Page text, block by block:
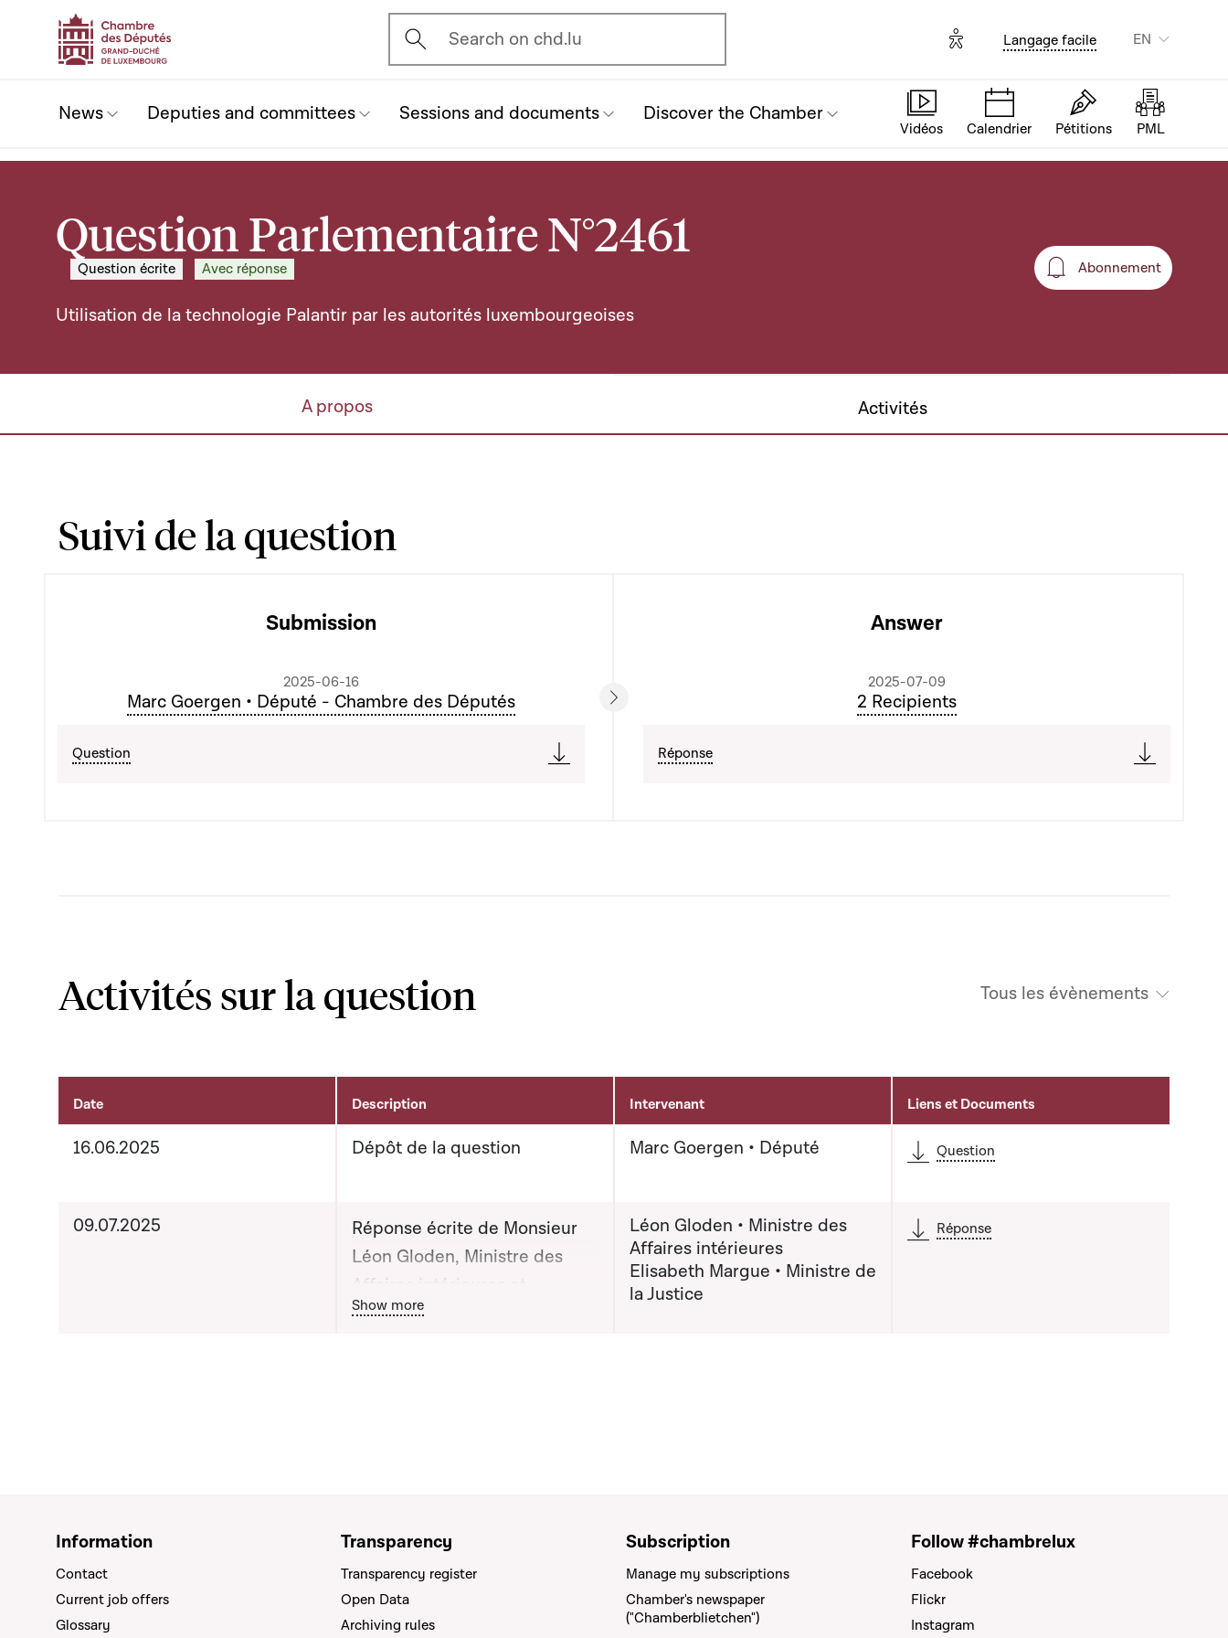
Ouvrir l'écran de recherche
Search on chd.lu Options d'accessibilité
Langage facile EN
News Deputies and committees Sessions and documents Discover the Chamber
Vidéos Calendrier Pétitions PML
Question Parlementaire N°2461
Question écrite Avec réponse
Utilisation de la technologie Palantir par les autorités luxembourgeoises
Abonnement
Abonnement
A propos Activités
Suivi de la question
Submission
2025-06-16
Marc Goergen • Député - Chambre des Députés
Question
Answer
2025-07-09
2 Recipients
Réponse
Activités sur la question Tous les évènements
Activités sur le dossier
Date Description Intervenant Liens et Documents
16.06.2025 Dépôt de la question Marc Goergen • Député Question
09.07.2025
Réponse écrite de Monsieur
Léon Gloden, Ministre des
Affaires intérieures et
Madame Elisabeth Margue,
Bouton graphique servant à afficher ou cacher tous les éléments de la liste qui précède
Show more
Léon Gloden • Ministre des
Affaires intérieures
Elisabeth Margue • Ministre de
la Justice
Réponse
Information
Contact
Current job offers
Glossary
Transparency
Transparency register
Open Data
Archiving rules
Subscription
Manage my subscriptions
Chamber's newspaper
("Chamberblietchen")
Follow #chambrelux
Facebook
Flickr
Instagram